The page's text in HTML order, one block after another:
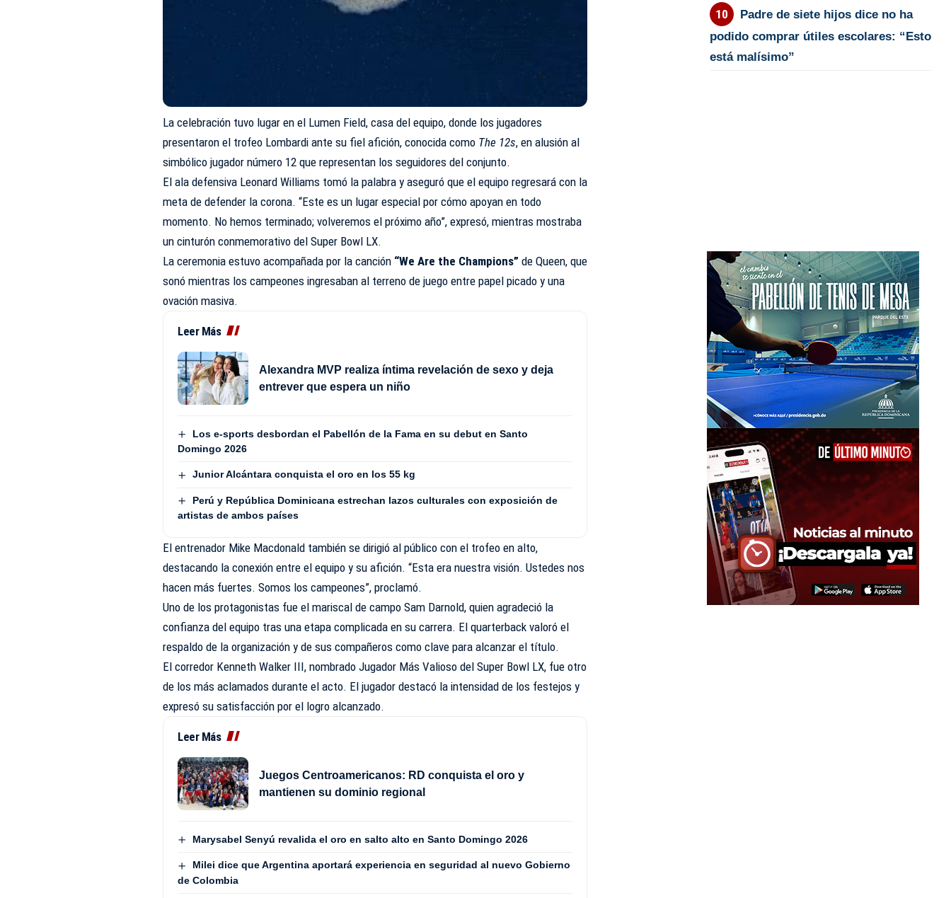
La celebración tuvo lugar en el Lumen Field, casa del equipo, donde los jugadores
presentaron el trofeo Lombardi ante su fiel afición, conocida como The 12s, en alusión al
simbólico jugador número 12 que representan los seguidores del conjunto.
El ala defensiva Leonard Williams tomó la palabra y aseguró que el equipo regresará con la
meta de defender la corona. “Este es un lugar especial por cómo apoyan en todo
momento. No hemos terminado; volveremos el próximo año”, expresó, mientras mostraba
un cinturón conmemorativo del Super Bowl LX.
La ceremonia estuvo acompañada por la canción “We Are the Champions” de Queen, que
sonó mientras los campeones ingresaban al terreno de juego entre papel picado y una
ovación masiva.
Leer Más
Alexandra MVP realiza íntima revelación de sexo y deja
entrever que espera un niño
Los e-sports desbordan el Pabellón de la Fama en su debut en Santo
Domingo 2026
Junior Alcántara conquista el oro en los 55 kg
Perú y República Dominicana estrechan lazos culturales con exposición de
artistas de ambos países
El entrenador Mike Macdonald también se dirigió al público con el trofeo en alto,
destacando la conexión entre el equipo y su afición. “Esta era nuestra visión. Ustedes nos
hacen más fuertes. Somos los campeones”, proclamó.
Uno de los protagonistas fue el mariscal de campo Sam Darnold, quien agradeció la
confianza del equipo tras una etapa complicada en su carrera. El quarterback valoró el
respaldo de la organización y de sus compañeros como clave para alcanzar el título.
El corredor Kenneth Walker III, nombrado Jugador Más Valioso del Super Bowl LX, fue otro
de los más aclamados durante el acto. El jugador destacó la intensidad de los festejos y
expresó su satisfacción por el logro alcanzado.
Leer Más
Juegos Centroamericanos: RD conquista el oro y
mantienen su dominio regional
Marysabel Senyú revalida el oro en salto alto en Santo Domingo 2026
Milei dice que Argentina aportará experiencia en seguridad al nuevo Gobierno
de Colombia
Padre de siete hijos dice no ha
podido comprar útiles escolares: “Esto
está malísimo”